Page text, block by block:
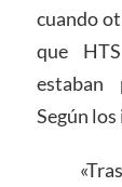
cuando
que
estaban
Según